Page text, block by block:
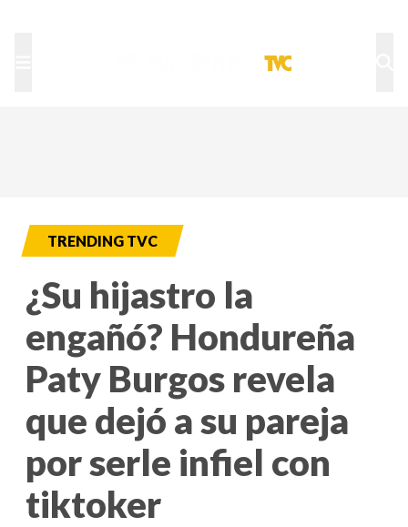
TRENDING TVC
¿Su hijastro la
engañó? Hondureña
Paty Burgos revela
que dejó a su pareja
por serle infiel con
tiktoker